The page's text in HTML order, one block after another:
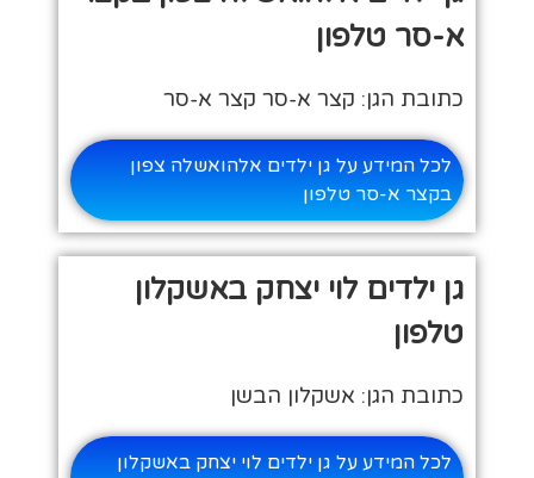
א-סר טלפון
כתובת הגן: קצר א-סר קצר א-סר
לכל המידע על גן ילדים אלהואשלה צפון
בקצר א-סר טלפון
גן ילדים לוי יצחק באשקלון
טלפון
כתובת הגן: אשקלון הבשן
לכל המידע על גן ילדים לוי יצחק באשקלון